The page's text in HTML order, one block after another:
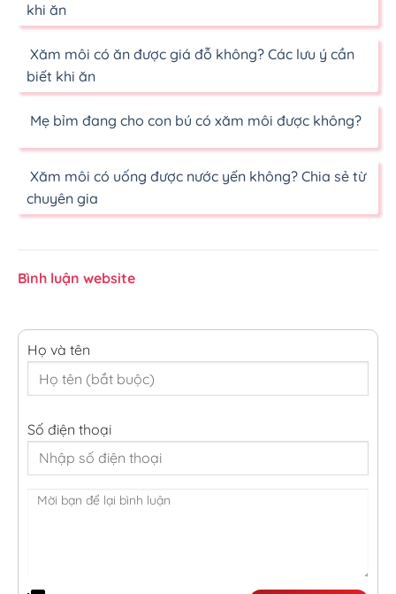
khi ăn
Xăm môi có ăn được giá đỗ không? Các lưu ý cần
biết khi ăn
Mẹ bỉm đang cho con bú có xăm môi được không?
Xăm môi có uống được nước yến không? Chia sẻ từ
chuyên gia
Bình luận website
Họ và tên
Số điện thoại